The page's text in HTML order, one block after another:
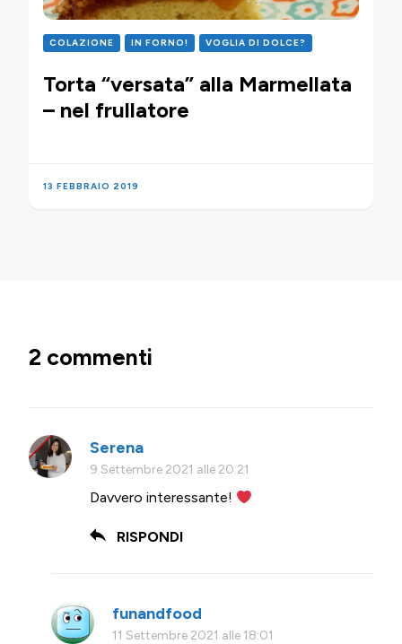
COLAZIONE IN FORNO! VOGLIA DI DOLCE?
Torta “versata” alla Marmellata
– nel frullatore
13 FEBBRAIO 2019
2 commenti
Serena
9 Settembre 2021 alle 20:21
Davvero interessante!
RISPONDI
funandfood
11 Settembre 2021 alle 18:01